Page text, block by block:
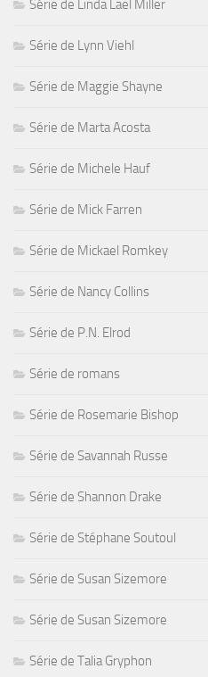
Série de Linda Lael Miller
Série de Lynn Viehl
Série de Maggie Shayne
Série de Marta Acosta
Série de Michele Hauf
Série de Mick Farren
Série de Mickael Romkey
Série de Nancy Collins
Série de P.N. Elrod
Série de romans
Série de Rosemarie Bishop
Série de Savannah Russe
Série de Shannon Drake
Série de Stéphane Soutoul
Série de Susan Sizemore
Série de Susan Sizemore
Série de Talia Gryphon